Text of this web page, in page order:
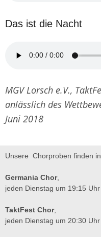
Das ist die Nacht
MGV Lorsch e.V.,
anlässlich des
Juni 2018
Unsere Chorproben finden
Germania Chor,
jeden Dienstag um 19:15 Uhr
TaktFest Chor,
jeden Dienstag um 20:30 Uhr